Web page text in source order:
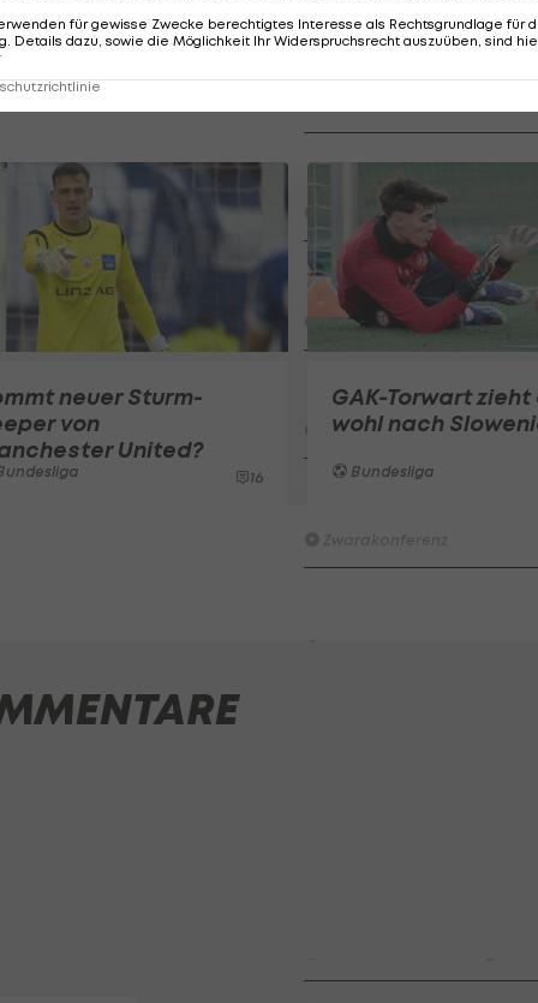
Der legendäre
Am Stammtisch bei Andy
Stammtisch
I schau a #LigaZWA - Die
Runde)
I schau a LigaZWA
Titelfavorit?
Ansakonferenz
Wacker furios: Was ist in
neuer Sturm-
von
United?
16
GAK-Torwart zieht
wohl nach
Bundesliga
für gewisse Zwecke berechtigtes Interesse als Rechtsgrundlage für
Details dazu, sowie die Möglichkeit Ihr Widerspruchsrecht auszuüben, sind